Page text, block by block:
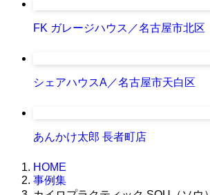
FK ガレージハウス／名古屋市北区
シェアハウスA／名古屋市天白区
あんかけ太郎 長者町店
HOME
事例集